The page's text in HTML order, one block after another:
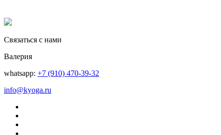
Связаться с нами
Валерия
whatsapp: +7 (910) 470-39-32
info@kyoga.ru